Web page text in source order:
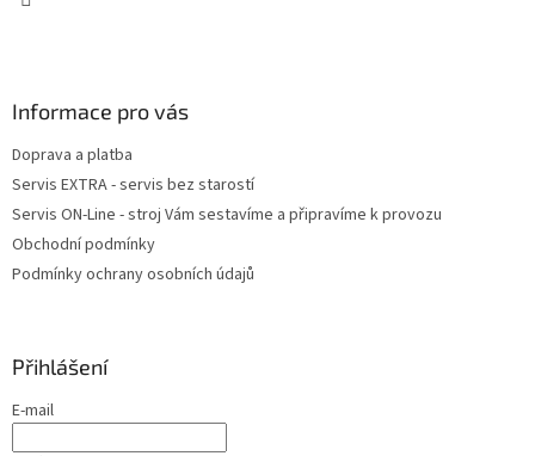
Informace pro vás
Doprava a platba
Servis EXTRA - servis bez starostí
Servis ON-Line - stroj Vám sestavíme a připravíme k provozu
Obchodní podmínky
Podmínky ochrany osobních údajů
Přihlášení
E-mail